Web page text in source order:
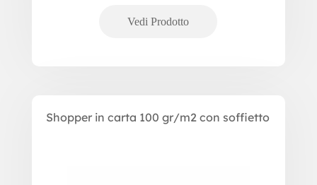
Shopper in carta 100 gr/m2 con soffietto